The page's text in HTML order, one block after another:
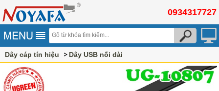
0934317727
Dây cáp tín hiệu Dây USB nối dài